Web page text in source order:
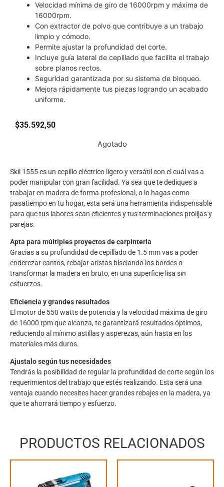
Velocidad mínima de giro de 16000rpm y máxima de
16000rpm.
Con extractor de polvo que contribuye a un trabajo
limpio y cómodo.
Permite ajustar la profundidad del corte.
Incluye guía lateral de cepillado que facilita el trabajo
sobre planos rectos.
Seguridad garantizada por su sistema de bloqueo.
Mejora rápidamente tus piezas logrando un acabado
uniforme.
$35.592,50
Agotado
Skil 1555 es un cepillo eléctrico ligero y versátil con el cuál vas a
poder manipular con gran facilidad. Ya sea que te dediques a
trabajar en madera de forma profesional, o lo hagas como
pasatiempo en tu hogar, esta será una herramienta indispensable
para que tus labores sean eficientes y tus terminaciones prolijas y
parejas.
Apta para múltiples proyectos de carpintería
Gracias a su profundidad de cepillado de 1.5 mm vas a poder
enderezar cantos, rebajar aristas biselando los bordes o
transformar la madera en bruto, en una superficie lisa sin
esfuerzos.
Eficiencia y grandes resultados
El motor de 550 watts de potencia y la velocidad máxima de giro
de 16000 rpm que alcanza, te garantizará resultados óptimos,
reduciendo al mínimo astillas y asperezas, aún hasta en los
materiales más duros.
Ajustalo según tus necesidades
Tendrás la posibilidad de regular la profundidad de corte según los
requerimientos del trabajo que estés realizando. Esta será una
ventaja cuando necesites hacer grandes rebajes en la madera, ya
que te ahorrará tiempo y esfuerzo.
PRODUCTOS RELACIONADOS